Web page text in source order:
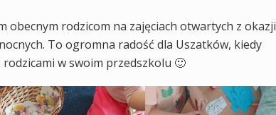
obecnym rodzicom na zajęciach otwartych z okazji
To ogromna radość dla Uszatków, kiedy
w swoim przedszkolu 🙂